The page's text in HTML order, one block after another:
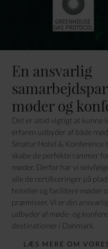
En ansvarlig
møder og
Det er altid vigtigt at kunne
erfaren udbyder af både
Sinatur Hotel & Konference
skabe de perfekte rammer
møder. Derfor har vi
alle de certificeringer på
hoteller og facilitere møder
præmisser. Vi er din
udbyder af møde- og
destinationer i Danmark.
LÆS MERE OM